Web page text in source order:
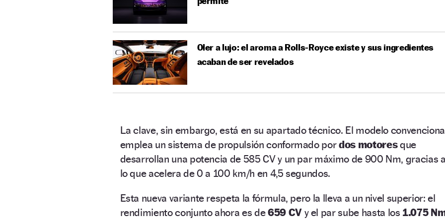
Oler a lujo: el aroma a Rolls-Royce existe y sus ingredientes
acaban de ser revelados
La clave, sin embargo, está en su apartado técnico. El modelo
emplea un sistema de propulsión conformado pordos motoresque
desarrollan una potencia de 585 CV y un par máximo de 900 Nm, gracias a
lo que acelera de 0 a 100 km/h en 4,5 segundos.
Esta nueva variante respeta la fórmula, pero la lleva a un nivel superior: el
rendimiento conjunto ahora es de659 CVy el par sube hasta los 1.075